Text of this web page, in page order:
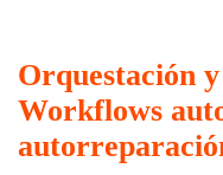
Orquestación
Workflows